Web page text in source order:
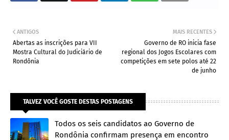
MAIS RECENTES
Governo de RO inicia fase
regional dos Jogos Escolares com
competições em sete polos até 22
de junho
ANTIGOS
Abertas as inscrições para VII
Mostra Cultural do Judiciário de
Rondônia
TALVEZ VOCÊ GOSTE DESTAS POSTAGENS
Todos os seis candidatos ao Governo de
Rondônia confirmam presença em encontro